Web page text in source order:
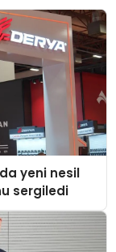
yeni nesil
sergiledi